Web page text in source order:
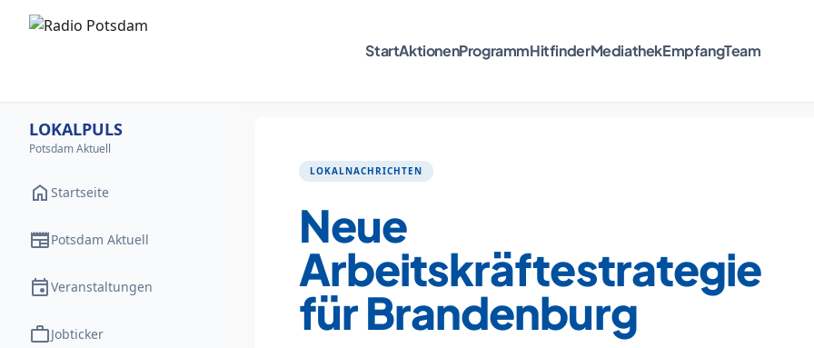
StartAktionenProgrammHitfinderMediathekEmpfangTeam
LOKALPULS
Potsdam Aktuell
home Startseite
newspaperPotsdam Aktuell
eventVeranstaltungen
workJobticker
LOKALNACHRICHTEN
Neue
Arbeitskräftestrategie
für Brandenburg